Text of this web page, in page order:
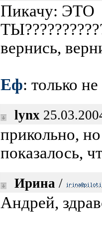
Пикачу: ЭТО
вернись,
Еф: только
lynx
прикольно,
показалось,
Ирина /
Андрей,